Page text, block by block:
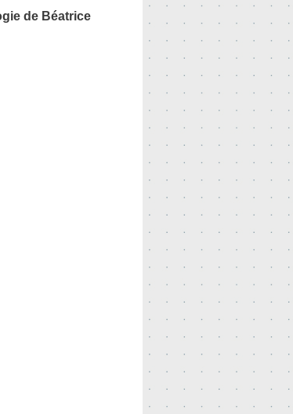
de Béatrice